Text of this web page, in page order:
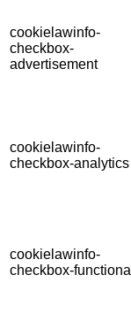
cookielawinfo-
checkbox-
advertisement
cookielawinfo-
checkbox-analytics
cookielawinfo-
checkbox-functional